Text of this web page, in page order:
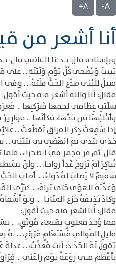
A-
A+
أنا أشعر من
وبإسناده قال: حدثنا القاضي
يَبِيتُ وَيُضْحي كُلَّ يَوْمٍ وَلَيْلَةٍ ... عَلى
قَتِيلٌ لِلُبْنى صَدّعَ الحُبُّ قَلْبَهُ، ...
فقال: أنا والله أشعر منه حيث أقول:
سَلَبْتِ عِظَامي لحمَها فَترَكتِها ...
وَأخْلَيْتِهَا مِن مُخّها، فَكَأنّها ...
إذا سَمِعَتْ ذِكرَ الفرَاقِ تَقطّعتْ ...
خذي بيَدي ثمّ انهَضِي بي تَبَيّني ... بيَ
قال: ثم مر فجمز في الصحراء،
تُباكِرُ أمْ تَرُوحُ غَداً رَوَاحَا، ... وَلَنْ
سَقِيمٌ لا يُصَابُ لَهُ دَوَاءٌ، ... أصَابَ الحُبُّ
وَعَذّبَهُ الهَوَى حَتى بَرَاهُ، ... كبَرْيِ
وَكادَ يُذِيقُهُ جُرَعَ المَنَايَا، ... وَلَوْ
فقال: أنا اشعر منه حيث أقول:
فما وُجدُ مغلوبٍ بصَنعاءَ مُوثَقٍ، ...
قَليلِ المُوَالي مُسْتَهَامٍ مُرَوَّعٍ، ... لَهُ
يَقولُ لَهُ الحَدّادُ: أنتَ مُعذَّبٌ، ... غداةَ
بأعْظَمَ مني رَوْعَةً يَوْمَ رَاعَني ...